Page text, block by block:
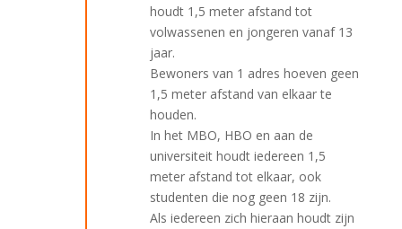
houdt 1,5 meter afstand tot
volwassenen en jongeren vanaf 13
jaar.
Bewoners van 1 adres hoeven geen
1,5 meter afstand van elkaar te
houden.
In het MBO, HBO en aan de
universiteit houdt iedereen 1,5
meter afstand tot elkaar, ook
studenten die nog geen 18 zijn.
Als iedereen zich hieraan houdt zijn